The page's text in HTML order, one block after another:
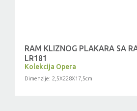
RAM KLIZNOG PLAKARA SA
LR181
Kolekcija Opera
Dimenzije: 2,5X228X17,5cm